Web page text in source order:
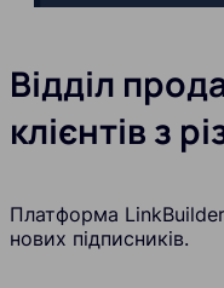
Відділ
клієнтів з
Платформа
нових підписників.